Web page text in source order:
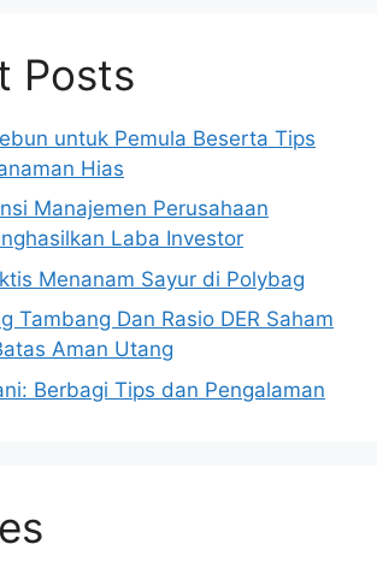
Posts
untuk Pemula Beserta Tips
Hias
Manajemen Perusahaan
Laba Investor
Menanam Sayur di Polybag
Tambang Dan Rasio DER Saham
Aman Utang
Berbagi Tips dan Pengalaman